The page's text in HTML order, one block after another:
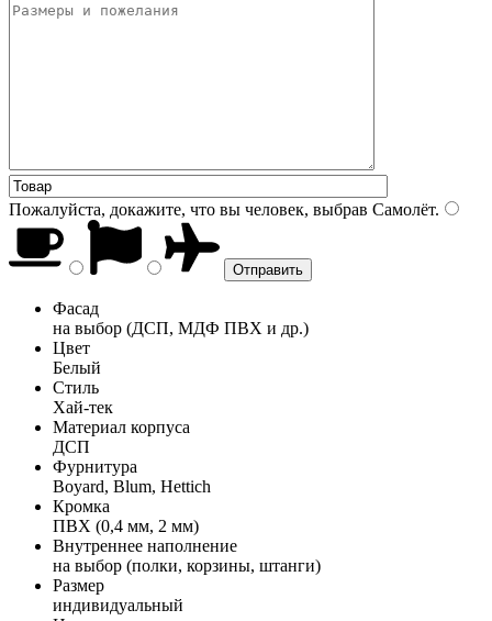
Пожалуйста, докажите, что вы человек, выбрав Самолёт.
Фасад
на выбор (ДСП, МДФ ПВХ и др.)
Цвет
Белый
Стиль
Хай-тек
Материал корпуса
ДСП
Фурнитура
Boyard, Blum, Hettich
Кромка
ПВХ (0,4 мм, 2 мм)
Внутреннее наполнение
на выбор (полки, корзины, штанги)
Размер
индивидуальный